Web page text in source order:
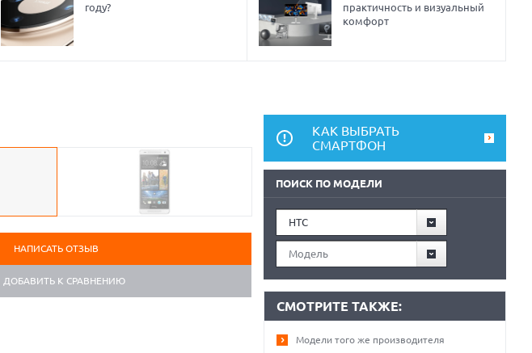
году?
практичность и визуальный
комфорт
НАПИСАТЬ ОТЗЫВ
ДОБАВИТЬ К СРАВНЕНИЮ
КАК ВЫБРАТЬ
СМАРТФОН
ПОИСК ПО МОДЕЛИ
HTC
Модель
СМОТРИТЕ ТАКЖЕ:
Модели того же производителя